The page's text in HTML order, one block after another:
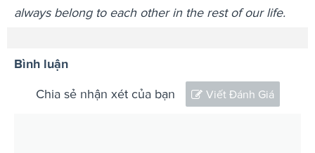
always belong to each other in the rest of our life.
Bình luận
Chia sẻ nhận xét của bạn Viết Đánh Giá